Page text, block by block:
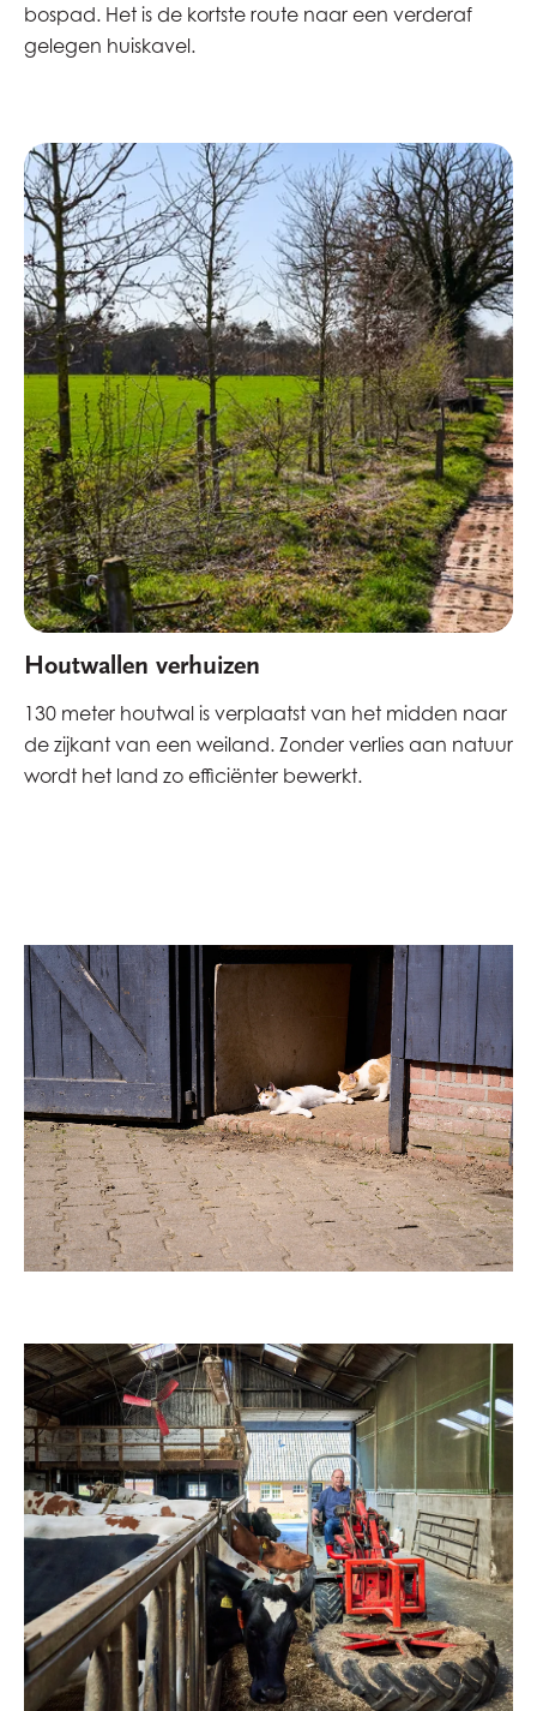
bospad. Het is de kortste route naar een verderaf
gelegen huiskavel.
Houtwallen verhuizen
130 meter houtwal is verplaatst van het midden naar
de zijkant van een weiland. Zonder verlies aan natuur
wordt het land zo efficiënter bewerkt.